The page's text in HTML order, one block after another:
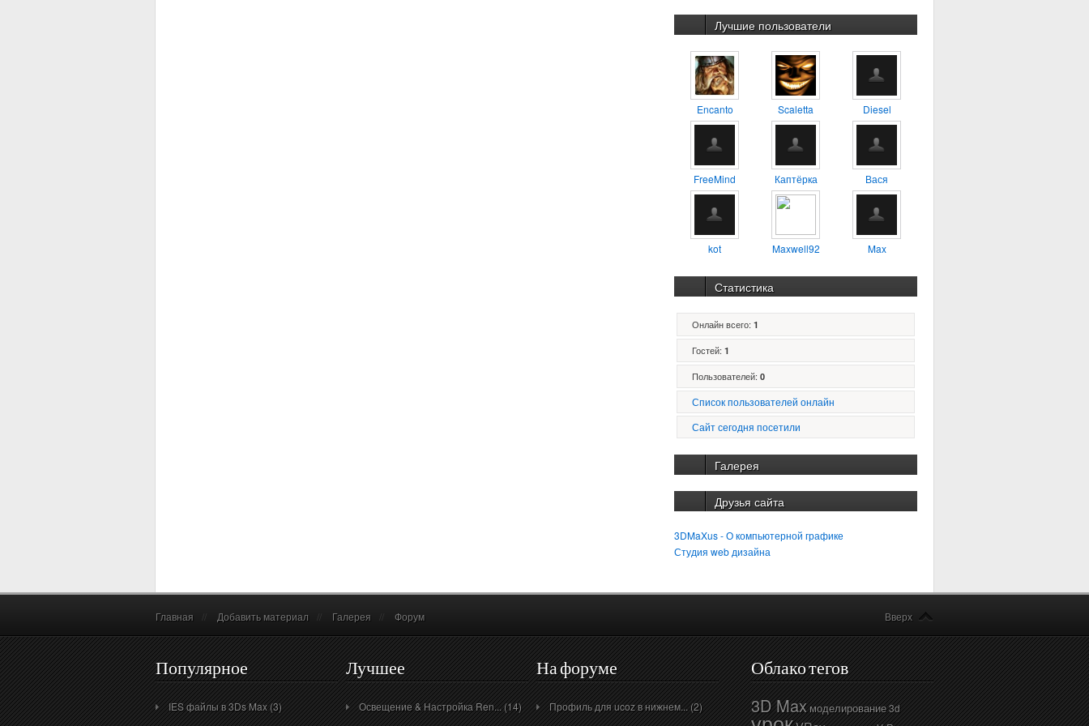
Лучшие пользователи
Encanto Scaletta Diesel
FreeMind Каптёрка Вася
kot Maxwell92 Max
Статистика
Онлайн всего: 1
Гостей: 1
Пользователей: 0
Список пользователей онлайн
Сайт сегодня посетили
Галерея
Друзья сайта
3DMaXus - О компьютерной графике
Студия web дизайна
Главная Добавить материал Галерея Форум Вверх
Популярное
IES файлы в 3Ds Max (3)
Лучшее
Освещение & Настройка Ren... (14)
На форуме
Профиль для ucoz в нижнем... (2)
Облако тегов
3D Maxмоделирование3d